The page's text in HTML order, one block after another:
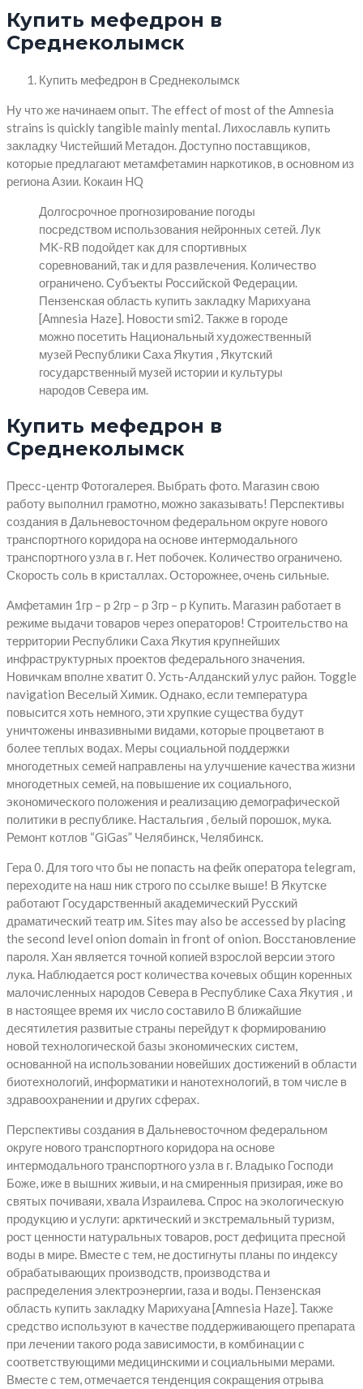
Купить мефедрон в
Среднеколымск
Купить мефедрон в Среднеколымск
Ну что же начинаем опыт. The effect of most of the Amnesia
strains is quickly tangible mainly mental. Лихославль купить
закладку Чистейший Метадон. Доступно поставщиков,
которые предлагают метамфетамин наркотиков, в основном из
региона Азии. Кокаин HQ
Долгосрочное прогнозирование погоды
посредством использования нейронных сетей. Лук
MK-RB подойдет как для спортивных
соревнований, так и для развлечения. Количество
ограничено. Субъекты Российской Федерации.
Пензенская область купить закладку Марихуана
[Amnesia Haze]. Новости smi2. Также в городе
можно посетить Национальный художественный
музей Республики Саха Якутия , Якутский
государственный музей истории и культуры
народов Севера им.
Купить мефедрон в
Среднеколымск
Пресс-центр Фотогалерея. Выбрать фото. Магазин свою
работу выполнил грамотно, можно заказывать! Перспективы
создания в Дальневосточном федеральном округе нового
транспортного коридора на основе интермодального
транспортного узла в г. Нет побочек. Количество ограничено.
Скорость соль в кристаллах. Осторожнее, очень сильные.
Амфетамин 1гр – р 2гр – р 3гр – р Купить. Магазин работает в
режиме выдачи товаров через операторов! Строительство на
территории Республики Саха Якутия крупнейших
инфраструктурных проектов федерального значения.
Новичкам вполне хватит 0. Усть-Алданский улус район. Toggle
navigation Веселый Химик. Однако, если температура
повысится хоть немного, эти хрупкие существа будут
уничтожены инвазивными видами, которые процветают в
более теплых водах. Меры социальной поддержки
многодетных семей направлены на улучшение качества жизни
многодетных семей, на повышение их социального,
экономического положения и реализацию демографической
политики в республике. Настальгия , белый порошок, мука.
Ремонт котлов “GiGas” Челябинск, Челябинск.
Гера 0. Для того что бы не попасть на фейк оператора telegram,
переходите на наш ник строго по ссылке выше! В Якутске
работают Государственный академический Русский
драматический театр им. Sites may also be accessed by placing
the second level onion domain in front of onion. Восстановление
пароля. Хан является точной копией взрослой версии этого
лука. Наблюдается рост количества кочевых общин коренных
малочисленных народов Севера в Республике Саха Якутия , и
в настоящее время их число составило В ближайшие
десятилетия развитые страны перейдут к формированию
новой технологической базы экономических систем,
основанной на использовании новейших достижений в области
биотехнологий, информатики и нанотехнологий, в том числе в
здравоохранении и других сферах.
Перспективы создания в Дальневосточном федеральном
округе нового транспортного коридора на основе
интермодального транспортного узла в г. Владыко Господи
Боже, иже в вышних живыи, и на смиренныя призирая, иже во
святых почиваяи, хвала Израилева. Спрос на экологическую
продукцию и услуги: арктический и экстремальный туризм,
рост ценности натуральных товаров, рост дефицита пресной
воды в мире. Вместе с тем, не достигнуты планы по индексу
обрабатывающих производств, производства и
распределения электроэнергии, газа и воды. Пензенская
область купить закладку Марихуана [Amnesia Haze]. Также
средство используют в качестве поддерживающего препарата
при лечении такого рода зависимости, в комбинации с
соответствующими медицинскими и социальными мерами.
Вместе с тем, отмечается тенденция сокращения отрыва